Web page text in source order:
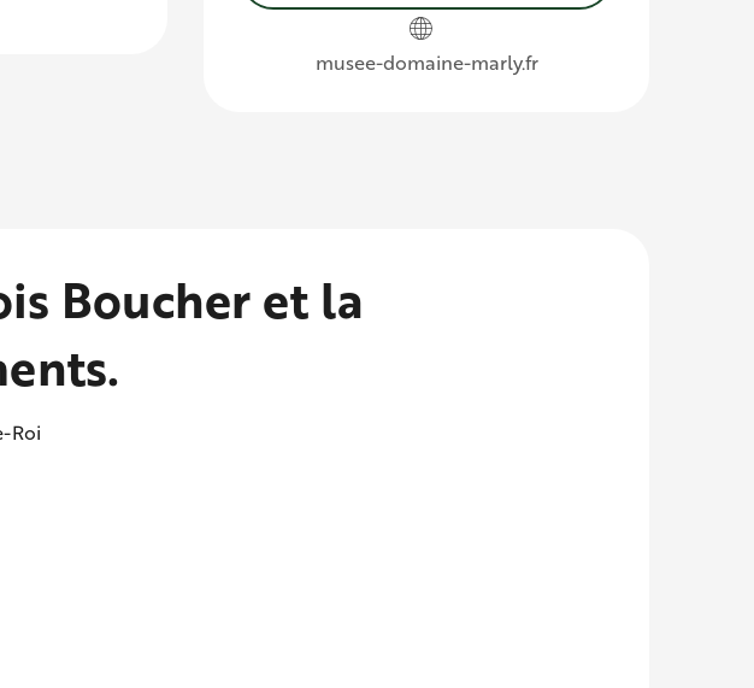
musee-domaine-marly.fr
Boucher et la
Roi